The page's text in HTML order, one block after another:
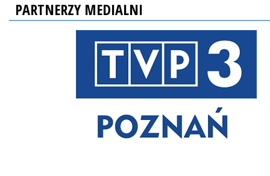
PARTNERZY MEDIALNI